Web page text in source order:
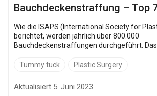
Bauchdeckenstraffung – Top
Wie die ISAPS (International Society for
berichtet, werden jährlich über 800.000
Bauchdeckenstraffungen durchgeführt.
sie ihren dicken Bauch und überschüssige
Bauchdeckenstraffung als keine billige
USA können die Kosten beispielsweise
Tummy tuck Plastic Surgery
Aktualisiert 5. Juni 2023